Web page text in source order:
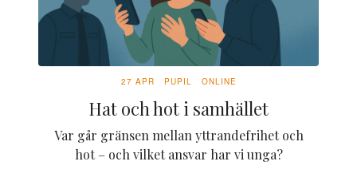
27 APR PUPIL ONLINE
Hat och hot i samhället
Var går gränsen mellan yttrandefrihet och
hot – och vilket ansvar har vi unga?